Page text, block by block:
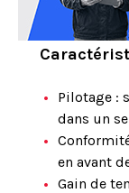
Pilotage :
dans un
en avant
Gain de